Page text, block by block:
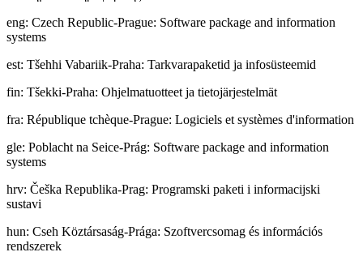
eng: Czech Republic-Prague: Software package and information
systems
est: Tšehhi Vabariik-Praha: Tarkvarapaketid ja infosüsteemid
fin: Tšekki-Praha: Ohjelmatuotteet ja tietojärjestelmät
fra: République tchèque-Prague: Logiciels et systèmes d'information
gle: Poblacht na Seice-Prág: Software package and information
systems
hrv: Češka Republika-Prag: Programski paketi i informacijski
sustavi
hun: Cseh Köztársaság-Prága: Szoftvercsomag és információs
rendszerek